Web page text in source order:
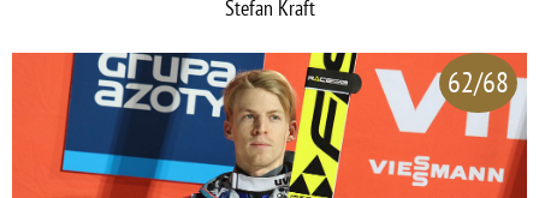
Stefan Kraft
62/68